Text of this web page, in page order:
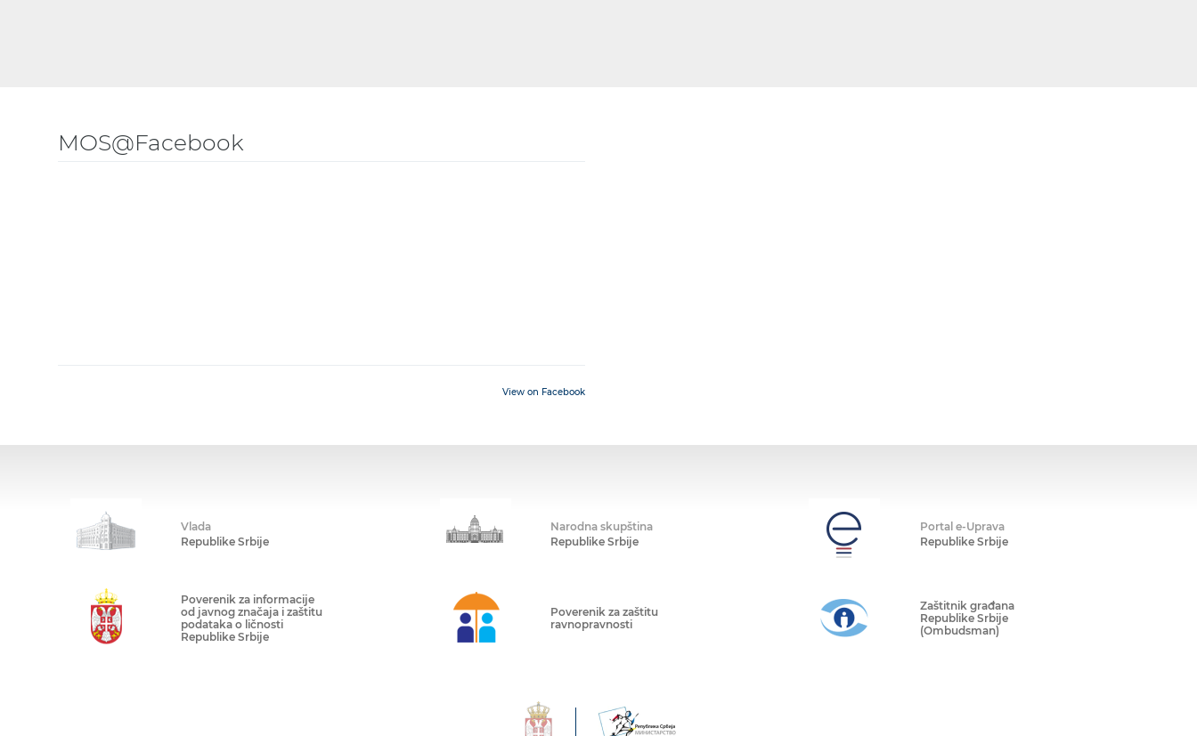
MOS@Facebook
View on Facebook
Vlada
Republike Srbije
Narodna skupština
Republike Srbije
Portal e-Uprava
Republike Srbije
Poverenik za informacije
od javnog značaja i zaštitu
podataka o ličnosti
Republike Srbije
Poverenik za zaštitu
ravnopravnosti
Zaštitnik građana
Republike Srbije
(Ombudsman)